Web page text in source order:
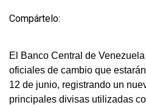
Compártelo:
El Banco Central de
oficiales de cambio que
12 de junio, registrando un
principales divisas utilizadas